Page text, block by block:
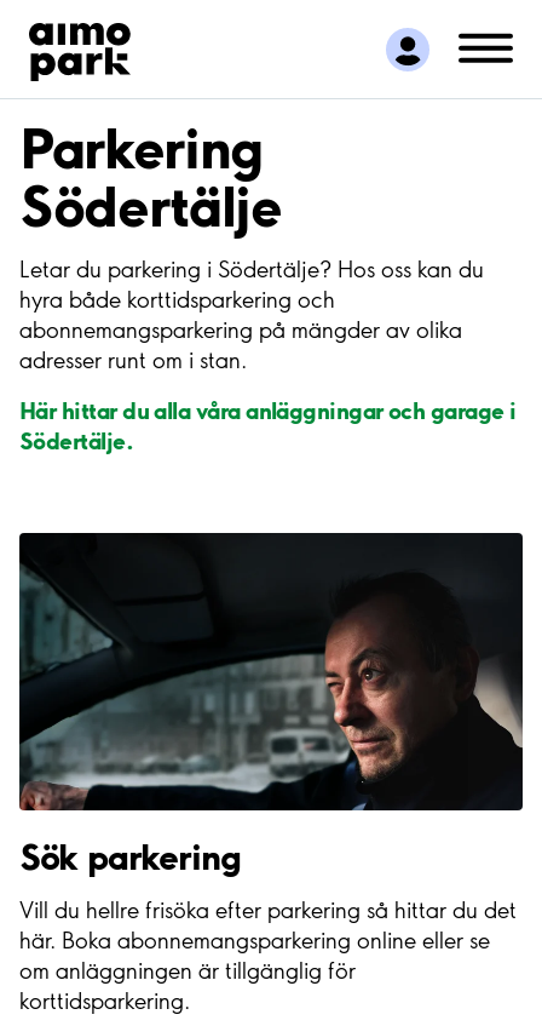
Hitta parkering
Samarbete
Kundservice
Om Aimo Park
Parkering
Södertälje
Letar du parkering i Södertälje? Hos oss kan du
hyra både korttidsparkering och
abonnemangsparkering på mängder av olika
adresser runt om i stan.
Här hittar du alla våra anläggningar och garage i
Södertälje.
Sök parkering
Vill du hellre frisöka efter parkering så hittar du det
här. Boka abonnemangsparkering online eller se
om anläggningen är tillgänglig för
korttidsparkering.